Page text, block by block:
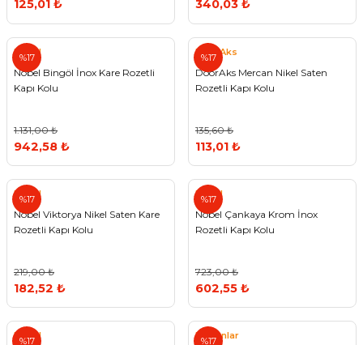
125,01 ₺ 340,03 ₺
%17
Nobel
Nobel Bingöl İnox Kare Rozetli
Kapı Kolu
1.131,00 ₺
942,58 ₺
%17
DoorAks
DoorAks Mercan Nikel Saten
Rozetli Kapı Kolu
135,60 ₺
113,01 ₺
%17
Nobel
Nobel Viktorya Nikel Saten Kare
Rozetli Kapı Kolu
219,00 ₺
182,52 ₺
%17
Nobel
Nobel Çankaya Krom İnox
Rozetli Kapı Kolu
723,00 ₺
602,55 ₺
%17
Nobel %17
Doğanlar